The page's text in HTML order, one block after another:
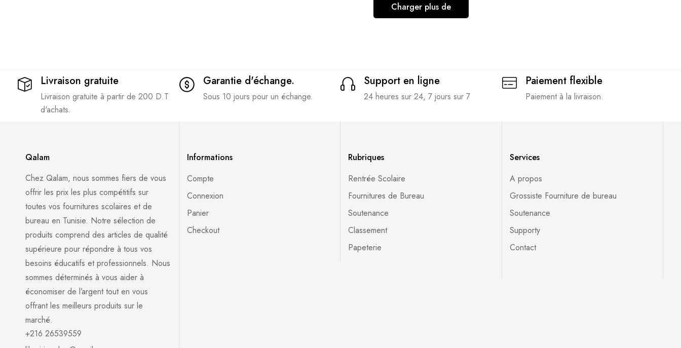
Charger plus de
Livraison gratuite
Livraison gratuite à partir de 200 D.T
d'achats.
Garantie d'échange.
Sous 10 jours pour un échange.
Support en ligne
24 heures sur 24, 7 jours sur 7
Paiement flexible
Paiement à la livraison.
Qalam
Chez Qalam, nous sommes fiers de vous
offrir les prix les plus compétitifs sur
toutes vos fournitures scolaires et de
bureau en Tunisie. Notre sélection de
produits comprend des articles de qualité
supérieure pour répondre à tous vos
besoins éducatifs et professionnels. Nous
sommes déterminés à vous aider à
économiser de l’argent tout en vous
offrant les meilleurs produits sur le
marché.
+216 26539559
Informations
Compte
Connexion
Panier
Checkout
Rubriques
Rentrée Scolaire
Fournitures de Bureau
Soutenance
Classement
Papeterie
Services
A propos
Grossiste Fourniture de bureau
Soutenance
Supporty
Contact